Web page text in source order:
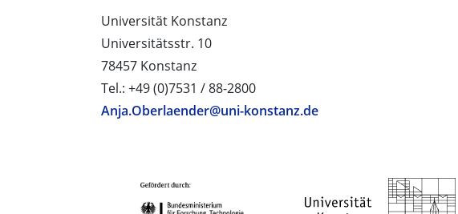
Universität Konstanz
Universitätsstr. 10
78457 Konstanz
Tel.: +49 (0)7531 / 88-2800
Anja.Oberlaender@uni-konstanz.de